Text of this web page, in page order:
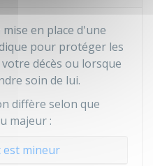
en place d'une
pour protéger les
décès ou lorsque
soin de lui.
diffère selon que
majeur :
mineur